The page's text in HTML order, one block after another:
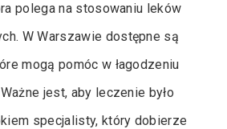
polega na stosowaniu leków
W Warszawie dostępne są
mogą pomóc w łagodzeniu
jest, aby leczenie było
specjalisty, który dobierze